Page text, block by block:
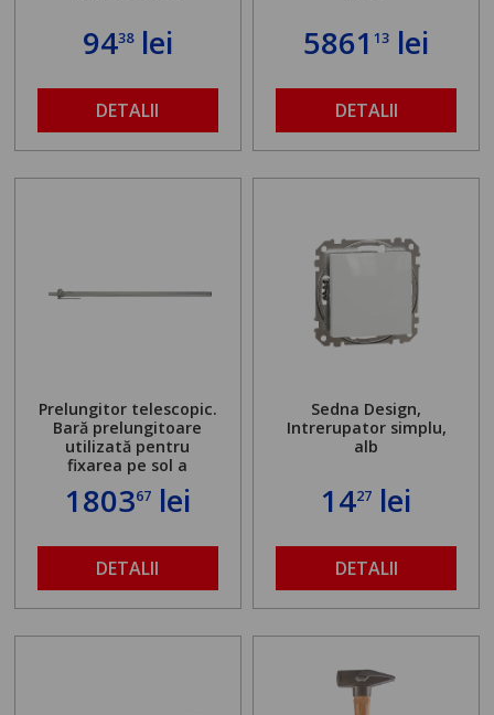
9438lei
DETALII
586113 lei
DETALII
Prelungitor telescopic.
Bară prelungitoare
utilizată pentru
fixarea pe sol a
standului mașinii de
găurit în locul
maximă admisă de 500
kg și înălțime reglabilă
de la 1,8 la 2,9 m
180367lei
DETALII
Sedna Design,
Intrerupator simplu,
alb
1427 lei
DETALII